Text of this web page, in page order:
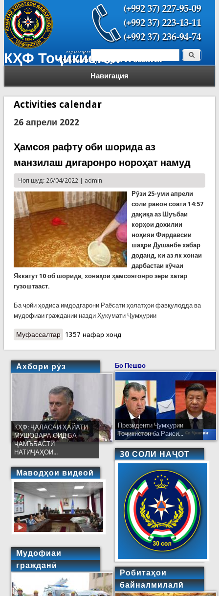
КҲФ Тоҷикистон
Навигация
Форма поиска Поиск
Activities calendar
26 апрели 2022
Ҳамсоя рафту оби шорида аз
манзилаш дигаронро нороҳат намуд
Чоп шуд: 26/04/2022 | admin
Рӯзи 25-уми апрели
соли равон соати 14:57
дақиқа аз Шуъбаи
корҳои дохилии
ноҳияи Фирдавсии
шаҳри Душанбе хабар
доданд, ки аз як хонаи
дарбастаи кӯчаи
Яккатут 10 об шорида, хонаҳои ҳамсоягонро зери хатар
гузоштааст.
Ба ҷойи ҳодиса имдодгарони Раёсати ҳолатҳои фавқулодда ва
мудофиаи граждании назди Ҳукумати Ҷумҳурии
Муфассалтаро Ҳамсоя рафту оби шорида аз манзилаш
1357 нафар хонд
Ахбори рӯз
КҲФ: ҶАЛАСАИ ҲАЙАТИ
МУШОВАРА ОИД БА
ҶАМЪБАСТИ
НАТИҶАҲОИ...
Маводҳои видеоӣ
Мудофиаи
гражданӣ
Бо Пешво
Президенти Ҷумҳурии
Тоҷикистон ба Раиси...
30 СОЛИ НАҶОТ
Робитаҳои
байналмилалӣ